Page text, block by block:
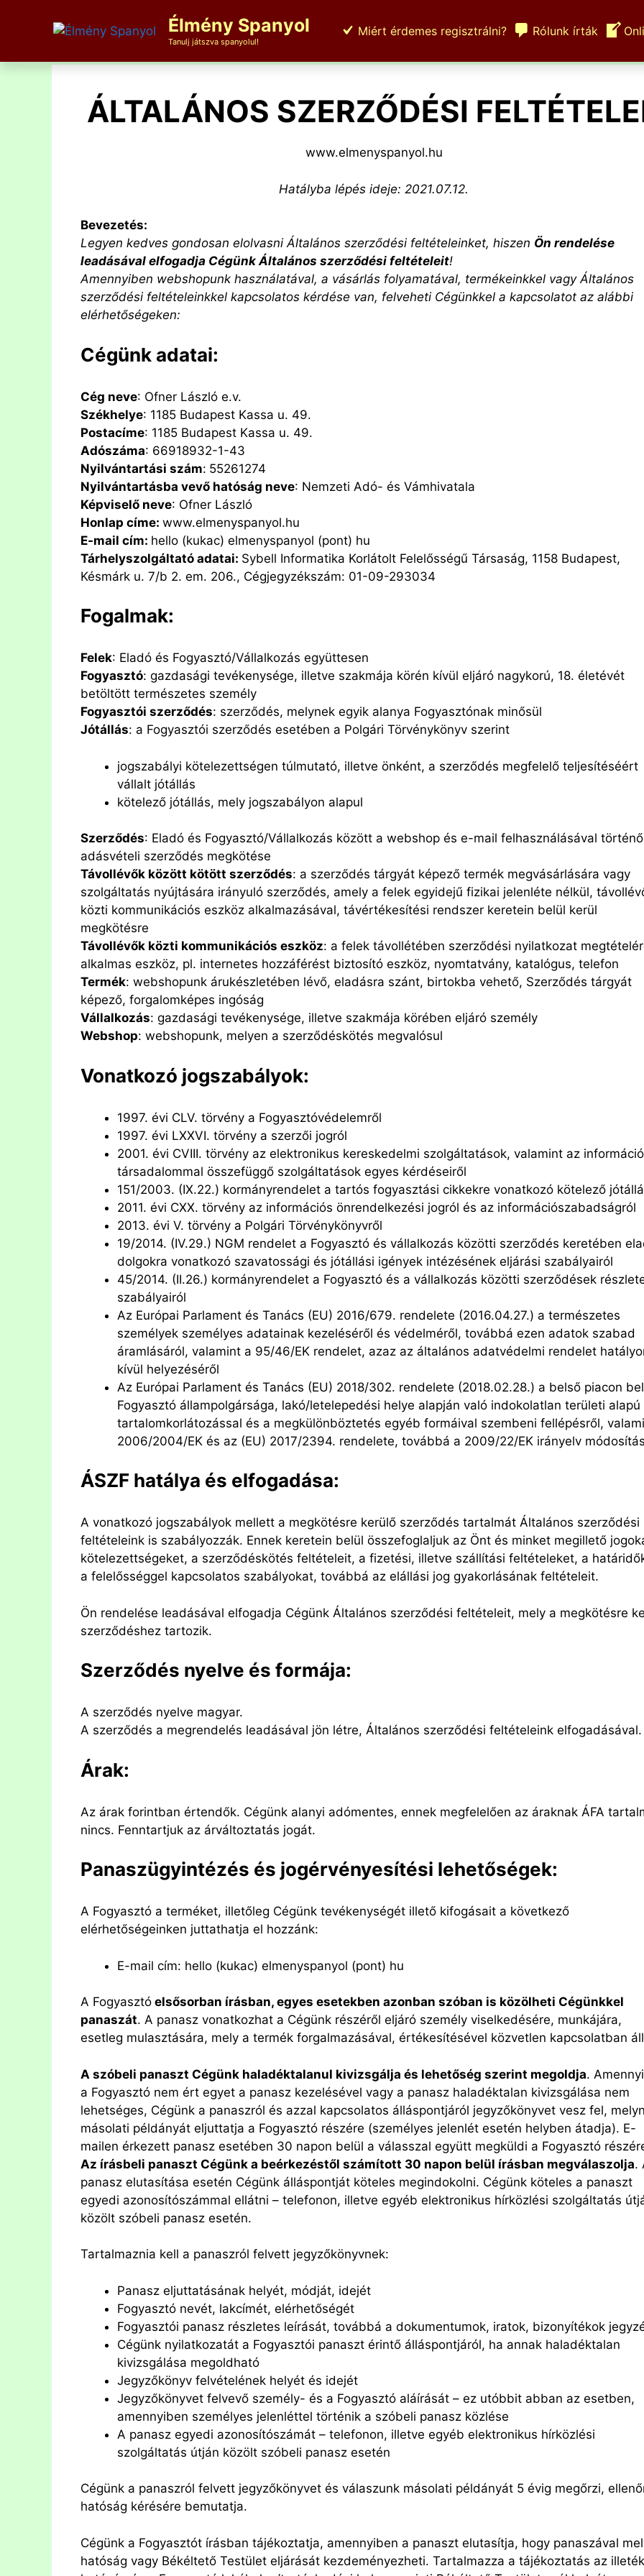
Élmény Spanyol
Tanulj játszva spanyolul!
Miért érdemes regisztrálni? Rólunk írták
ÁLTALÁNOS SZERZŐDÉSI
www.elmenyspanyol.hu
Hatályba lépés ideje: 2021.07.12.
Bevezetés:
Legyen kedves gondosan elolvasni Általános szerződési feltételeinket, hiszen Ön rendelése
leadásával elfogadja Cégünk Általános szerződési feltételeit!
Amennyiben webshopunk használatával, a vásárlás folyamatával, termékeinkkel vagy Általános
szerződési feltételeinkkel kapcsolatos kérdése van, felveheti Cégünkkel a kapcsolatot az alábbi
elérhetőségeken:
Cégünk adatai:
Cég neve: Ofner László e.v.
Székhelye: 1185 Budapest Kassa u. 49.
Postacíme: 1185 Budapest Kassa u. 49.
Adószáma: 66918932-1-43
Nyilvántartási szám: 55261274
Nyilvántartásba vevő hatóság neve: Nemzeti Adó- és Vámhivatala
Képviselő neve: Ofner László
Honlap címe: www.elmenyspanyol.hu
E-mail cím: hello (kukac) elmenyspanyol (pont) hu
Tárhelyszolgáltató adatai: Sybell Informatika Korlátolt Felelősségű Társaság, 1158 Budapest,
Késmárk u. 7/b 2. em. 206., Cégjegyzékszám: 01-09-293034
Fogalmak:
Felek: Eladó és Fogyasztó/Vállalkozás együttesen
Fogyasztó: gazdasági tevékenysége, illetve szakmája körén kívül eljáró nagykorú, 18. életévét
betöltött természetes személy
Fogyasztói szerződés: szerződés, melynek egyik alanya Fogyasztónak minősül
Jótállás: a Fogyasztói szerződés esetében a Polgári Törvénykönyv szerint
jogszabályi kötelezettségen túlmutató, illetve önként, a szerződés megfelelő teljesítéséért
vállalt jótállás
kötelező jótállás, mely jogszabályon alapul
Szerződés: Eladó és Fogyasztó/Vállalkozás között a webshop és e-mail felhasználásával történő
adásvételi szerződés megkötése
Távollévők között kötött szerződés: a szerződés tárgyát képező termék megvásárlására vagy
szolgáltatás nyújtására irányuló szerződés, amely a felek egyidejű fizikai jelenléte nélkül,
közti kommunikációs eszköz alkalmazásával, távértékesítési rendszer keretein belül kerül
megkötésre
Távollévők közti kommunikációs eszköz: a felek távollétében szerződési nyilatkozat
alkalmas eszköz, pl. internetes hozzáférést biztosító eszköz, nyomtatvány, katalógus, telefon
Termék: webshopunk árukészletében lévő, eladásra szánt, birtokba vehető, Szerződés tárgyát
képező, forgalomképes ingóság
Vállalkozás: gazdasági tevékenysége, illetve szakmája körében eljáró személy
Webshop: webshopunk, melyen a szerződéskötés megvalósul
Vonatkozó jogszabályok:
1997. évi CLV. törvény a Fogyasztóvédelemről
1997. évi LXXVI. törvény a szerzői jogról
2001. évi CVIII. törvény az elektronikus kereskedelmi szolgáltatások, valamint az
társadalommal összefüggő szolgáltatások egyes kérdéseiről
151/2003. (IX.22.) kormányrendelet a tartós fogyasztási cikkekre vonatkozó kötelező
2011. évi CXX. törvény az információs önrendelkezési jogról és az információszabadságról
2013. évi V. törvény a Polgári Törvénykönyvről
19/2014. (IV.29.) NGM rendelet a Fogyasztó és vállalkozás közötti szerződés keretében
dolgokra vonatkozó szavatossági és jótállási igények intézésének eljárási szabályairól
45/2014. (II.26.) kormányrendelet a Fogyasztó és a vállalkozás közötti szerződések
szabályairól
Az Európai Parlament és Tanács (EU) 2016/679. rendelete (2016.04.27.) a természetes
személyek személyes adatainak kezeléséről és védelméről, továbbá ezen adatok szabad
áramlásáról, valamint a 95/46/EK rendelet, azaz az általános adatvédelmi rendelet
kívül helyezéséről
Az Európai Parlament és Tanács (EU) 2018/302. rendelete (2018.02.28.) a belső piacon
Fogyasztó állampolgársága, lakó/letelepedési helye alapján való indokolatlan területi alapú
tartalomkorlátozással és a megkülönböztetés egyéb formáival szembeni fellépésről,
2006/2004/EK és az (EU) 2017/2394. rendelete, továbbá a 2009/22/EK irányelv
ÁSZF hatálya és elfogadása:
A vonatkozó jogszabályok mellett a megkötésre kerülő szerződés tartalmát Általános szerződési
feltételeink is szabályozzák. Ennek keretein belül összefoglaljuk az Önt és minket megillető
kötelezettségeket, a szerződéskötés feltételeit, a fizetési, illetve szállítási feltételeket, a
a felelősséggel kapcsolatos szabályokat, továbbá az elállási jog gyakorlásának feltételeit.
Ön rendelése leadásával elfogadja Cégünk Általános szerződési feltételeit, mely a megkötésre
szerződéshez tartozik.
Szerződés nyelve és formája:
A szerződés nyelve magyar.
A szerződés a megrendelés leadásával jön létre, Általános szerződési feltételeink elfogadásával.
Árak:
Az árak forintban értendők. Cégünk alanyi adómentes, ennek megfelelően az áraknak ÁFA
nincs. Fenntartjuk az árváltoztatás jogát.
Panaszügyintézés és jogérvényesítési lehetőségek:
A Fogyasztó a terméket, illetőleg Cégünk tevékenységét illető kifogásait a következő
elérhetőségeinken juttathatja el hozzánk:
E-mail cím: hello (kukac) elmenyspanyol (pont) hu
A Fogyasztó elsősorban írásban, egyes esetekben azonban szóban is közölheti Cégünkkel
panaszát. A panasz vonatkozhat a Cégünk részéről eljáró személy viselkedésére, munkájára,
esetleg mulasztására, mely a termék forgalmazásával, értékesítésével közvetlen kapcsolatban
A szóbeli panaszt Cégünk haladéktalanul kivizsgálja és lehetőség szerint megoldja.
a Fogyasztó nem ért egyet a panasz kezelésével vagy a panasz haladéktalan kivizsgálása nem
lehetséges, Cégünk a panaszról és azzal kapcsolatos álláspontjáról jegyzőkönyvet vesz fel,
másolati példányát eljuttatja a Fogyasztó részére (személyes jelenlét esetén helyben átadja). E-
mailen érkezett panasz esetében 30 napon belül a válasszal együtt megküldi a Fogyasztó
Az írásbeli panaszt Cégünk a beérkezéstől számított 30 napon belül írásban megválaszolja.
panasz elutasítása esetén Cégünk álláspontját köteles megindokolni. Cégünk köteles a panaszt
egyedi azonosítószámmal ellátni – telefonon, illetve egyéb elektronikus hírközlési szolgáltatás
közölt szóbeli panasz esetén.
Tartalmaznia kell a panaszról felvett jegyzőkönyvnek:
Panasz eljuttatásának helyét, módját, idejét
Fogyasztó nevét, lakcímét, elérhetőségét
Fogyasztói panasz részletes leírását, továbbá a dokumentumok, iratok, bizonyítékok
Cégünk nyilatkozatát a Fogyasztói panaszt érintő álláspontjáról, ha annak haladéktalan
kivizsgálása megoldható
Jegyzőkönyv felvételének helyét és idejét
Jegyzőkönyvet felvevő személy- és a Fogyasztó aláírását – ez utóbbit abban az esetben,
amennyiben személyes jelenléttel történik a szóbeli panasz közlése
A panasz egyedi azonosítószámát – telefonon, illetve egyéb elektronikus hírközlési
szolgáltatás útján közölt szóbeli panasz esetén
Cégünk a panaszról felvett jegyzőkönyvet és válaszunk másolati példányát 5 évig megőrzi,
hatóság kérésére bemutatja.
Cégünk a Fogyasztót írásban tájékoztatja, amennyiben a panaszt elutasítja, hogy panaszával
hatóság vagy Békéltető Testület eljárását kezdeményezheti. Tartalmazza a tájékoztatás az